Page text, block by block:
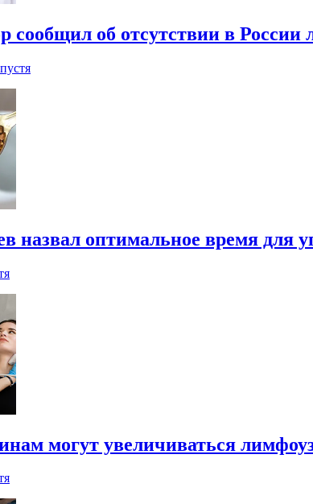
сообщил об отсутствии в
назвал оптимальное время для
могут увеличиваться